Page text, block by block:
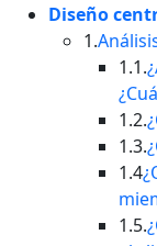
Diseño
1.
1.1.
1.2.
1.3.
1.4
1.5.